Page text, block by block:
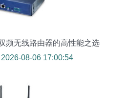
频无线路由器的高性能之选
08-06 17:00:54